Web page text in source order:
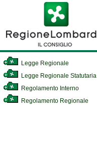
Legge Regionale
Legge Regionale Statutaria
Regolamento Interno
Regolamento Regionale